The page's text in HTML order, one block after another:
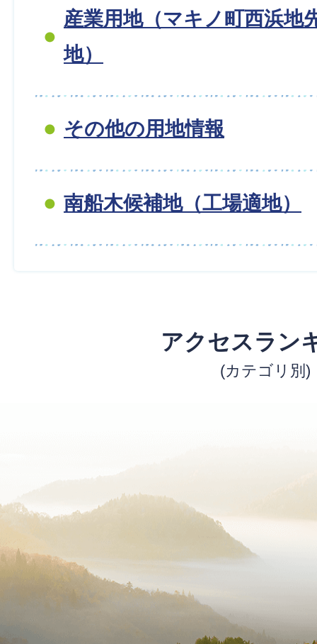
産業用地（マキノ町西浜地
地）
その他の用地情報
南船木候補地（工場適地）
アクセスラン
(カテゴリ別)